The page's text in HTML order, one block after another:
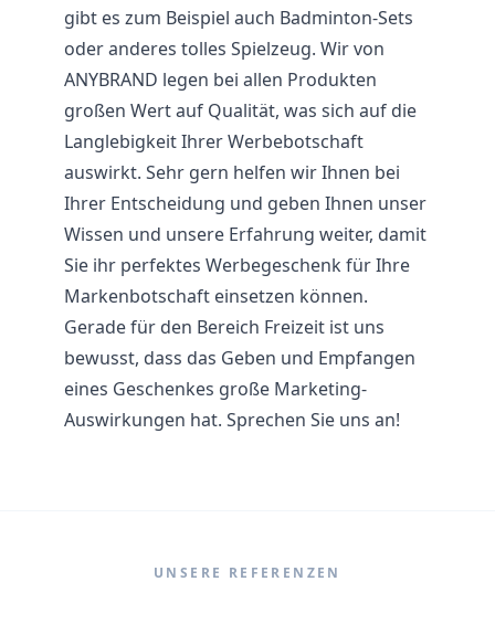
gibt es zum Beispiel auch Badminton-Sets
oder anderes tolles Spielzeug. Wir von
ANYBRAND legen bei allen Produkten
großen Wert auf Qualität, was sich auf die
Langlebigkeit Ihrer Werbebotschaft
auswirkt. Sehr gern helfen wir Ihnen bei
Ihrer Entscheidung und geben Ihnen unser
Wissen und unsere Erfahrung weiter, damit
Sie ihr perfektes Werbegeschenk für Ihre
Markenbotschaft einsetzen können.
Gerade für den Bereich Freizeit ist uns
bewusst, dass das Geben und Empfangen
eines Geschenkes große Marketing-
Auswirkungen hat. Sprechen Sie uns an!
UNSERE REFERENZEN